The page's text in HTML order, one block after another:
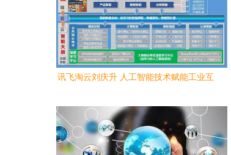
讯飞淘云刘庆升 人工智能技术赋能工业互